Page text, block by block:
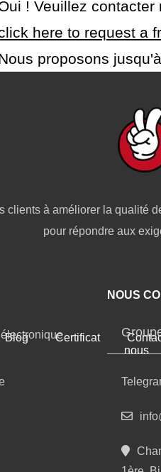
! Veuillez
here to request a
proposons
clients à améliorer la qualité
pour répondre aux
Blog Certificat
nous
NOUS